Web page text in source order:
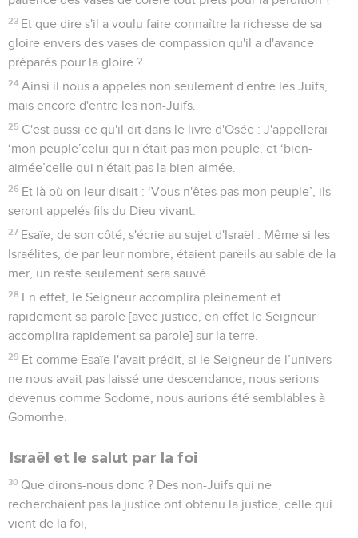
23 Et que dire s'il a voulu faire connaître la richesse de sa
gloire envers des vases de compassion qu'il a d'avance
préparés pour la gloire ?
24 Ainsi il nous a appelés non seulement d'entre les Juifs,
mais encore d'entre les non-Juifs.
25 C'est aussi ce qu'il dit dans le livre d'Osée : J'appellerai
‘mon peuple’celui qui n'était pas mon peuple, et ‘bien-
aimée’celle qui n'était pas la bien-aimée.
26 Et là où on leur disait : ‘Vous n'êtes pas mon peuple’, ils
seront appelés fils du Dieu vivant.
27 Esaïe, de son côté, s'écrie au sujet d'Israël : Même si les
Israélites, de par leur nombre, étaient pareils au sable de la
mer, un reste seulement sera sauvé.
28 En effet, le Seigneur accomplira pleinement et
rapidement sa parole [avec justice, en effet le Seigneur
accomplira rapidement sa parole] sur la terre.
29 Et comme Esaïe l'avait prédit, si le Seigneur de l’univers
ne nous avait pas laissé une descendance, nous serions
devenus comme Sodome, nous aurions été semblables à
Gomorrhe.
Israël et le salut par la foi
30 Que dirons-nous donc ? Des non-Juifs qui ne
recherchaient pas la justice ont obtenu la justice, celle qui
vient de la foi,